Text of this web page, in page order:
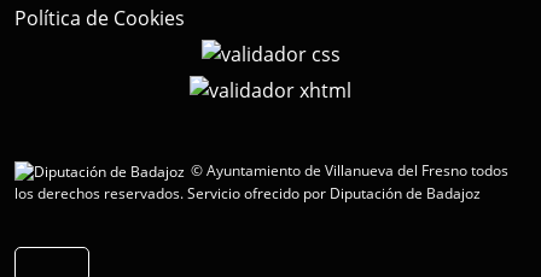
Política de Cookies
© Ayuntamiento de Villanueva del Fresno todos
los derechos reservados.Servicio ofrecido por Diputación de Badajoz